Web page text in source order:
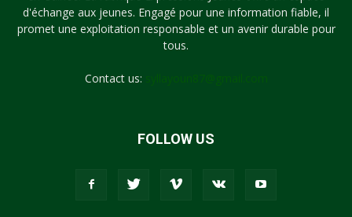
d'échange aux jeunes. Engagé pour une information fiable, il
promet une exploitation responsable et un avenir durable pour
tous.
Contact us:
FOLLOW US